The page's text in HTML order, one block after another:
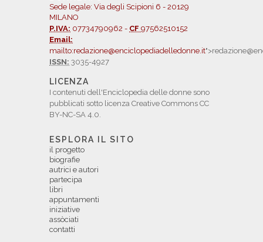
Sede legale: Via degli Scipioni 6 - 20129
MILANO
P.IVA: 07734790962 - CF 97562510152
Email:
mailto:redazione@enciclopediadelledonne.it
ISSN: 3035-4927
LICENZA
I contenuti dell'Enciclopedia delle donne sono
pubblicati sotto licenza Creative Commons CC
BY-NC-SA 4.0.
ESPLORA IL SITO
il progetto
biografie
autrici e autori
partecipa
libri
appuntamenti
iniziative
assòciati
contatti